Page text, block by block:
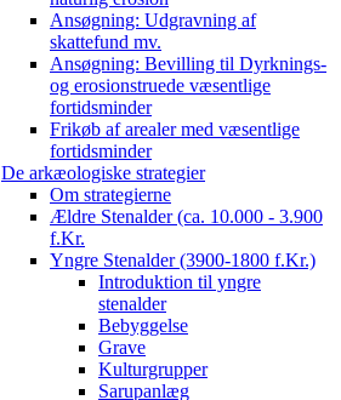
Ansøgning: Udgravning af
skattefund mv.
Ansøgning: Bevilling til Dyrknings-
og erosionstruede væsentlige
fortidsminder
Frikøb af arealer med væsentlige
fortidsminder
De arkæologiske strategier
Om strategierne
Ældre Stenalder (ca. 10.000 - 3.900
f.Kr.
Yngre Stenalder (3900-1800 f.Kr.)
Introduktion til yngre
stenalder
Bebyggelse
Grave
Kulturgrupper
Sarupanlæg